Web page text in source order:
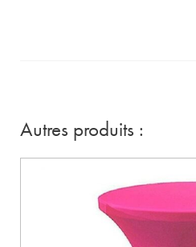
Autres produits :